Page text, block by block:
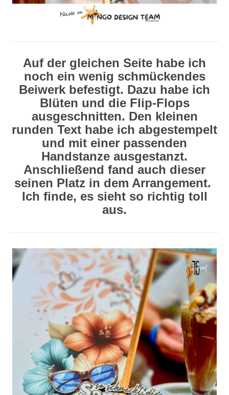
Auf der gleichen Seite habe ich
noch ein wenig schmückendes
Beiwerk befestigt. Dazu habe ich
Blüten und die Flip-Flops
ausgeschnitten. Den kleinen
runden Text habe ich abgestempelt
und mit einer passenden
Handstanze ausgestanzt.
Anschließend fand auch dieser
seinen Platz in dem Arrangement.
Ich finde, es sieht so richtig toll
aus.